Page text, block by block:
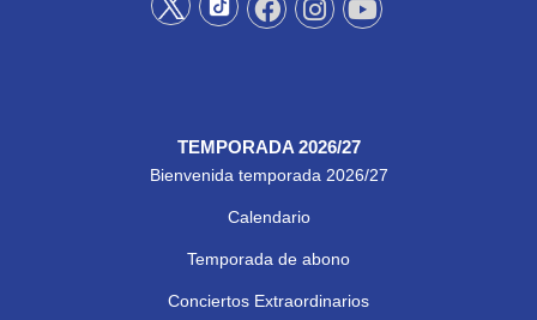
TEMPORADA 2026/27
Bienvenida temporada 2026/27
Calendario
Temporada de abono
Conciertos Extraordinarios